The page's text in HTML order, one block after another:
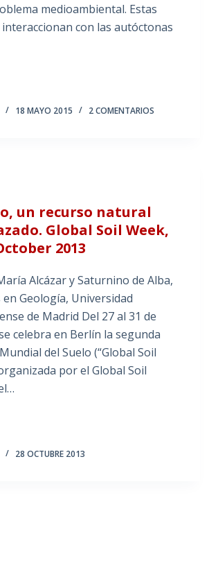
medioambiental. Estas
interaccionan con las autóctonas
18 MAYO 2015 2 COMENTARIOS
un recurso natural
Global Soil Week,
2013
Alcázar y Saturnino de Alba,
Geología, Universidad
de Madrid Del 27 al 31 de
celebra en Berlín la segunda
del Suelo (“Global Soil
por el Global Soil
28 OCTUBRE 2013